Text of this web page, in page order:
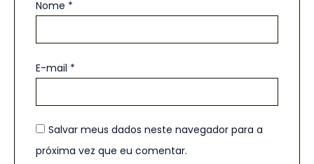
Nome *
E-mail *
Salvar meus dados neste navegador para a
próxima vez que eu comentar.